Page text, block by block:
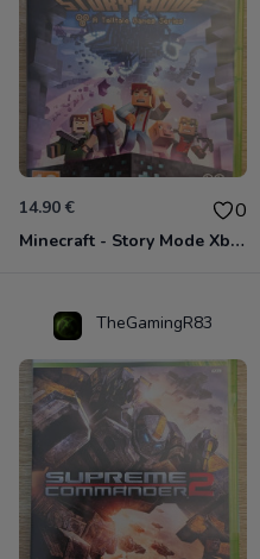
14.90 € 0
Minecraft - Story Mode Xbox 360
TheGamingR83